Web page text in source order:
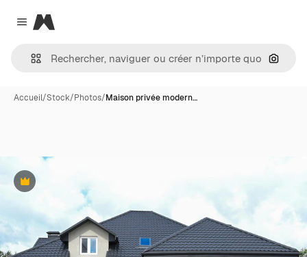
Close menu
Magnific
Accueil/Stock/Photos/Maison privée modern…
Premium